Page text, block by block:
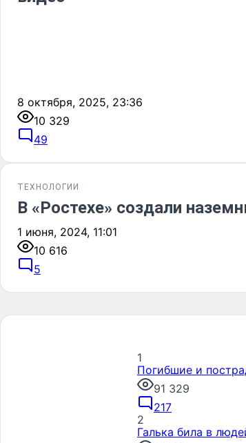
8 октября, 2025, 23:36
10 329
49
ТЕХНОЛОГИИ
В «Ростехе» создали
1 июня, 2024, 11:01
10 616
5
1
Погибшие и
91 329
217
2
Галька била в